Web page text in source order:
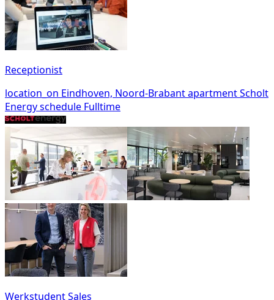
Receptionist
location_on Eindhoven, Noord-BrabantapartmentScholt
Energyschedule Fulltime
Werkstudent Sales